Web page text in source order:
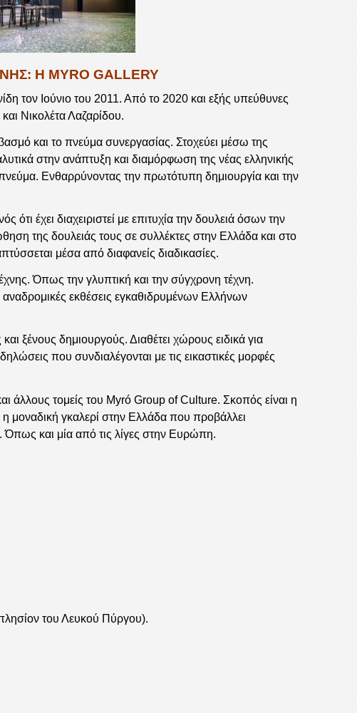
Η MYRO GALLERY
τον Ιούνιο του 2011. Από το 2020 και εξής υπεύθυνες
Νικολέτα Λαζαρίδου.
και το πνεύμα συνεργασίας. Στοχεύει μέσω της
στην ανάπτυξη και διαμόρφωση της νέας ελληνικής
Ενθαρρύνοντας την πρωτότυπη δημιουργία και την
έχει διαχειριστεί με επιτυχία την δουλειά όσων την
της δουλειάς τους σε συλλέκτες στην Ελλάδα και στο
μέσα από διαφανείς διαδικασίες.
Όπως την γλυπτική και την σύγχρονη τέχνη.
αναδρομικές εκθέσεις εγκαθιδρυμένων Ελλήνων
ξένους δημιουργούς. Διαθέτει χώρους ειδικά για
που συνδιαλέγονται με τις εικαστικές μορφές
άλλους τομείς του Myró Group of Culture. Σκοπός είναι η
μοναδική γκαλερί στην Ελλάδα που προβάλλει
και μία από τις λίγες στην Ευρώπη.
του Λευκού Πύργου).